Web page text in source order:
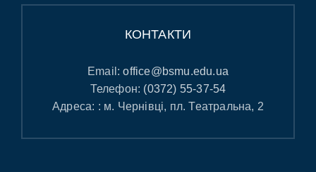
КОНТАКТИ
Email:office@bsmu.edu.ua
Телефон: (0372) 55-37-54
Адреса: : м. Чернівці, пл. Театральна, 2